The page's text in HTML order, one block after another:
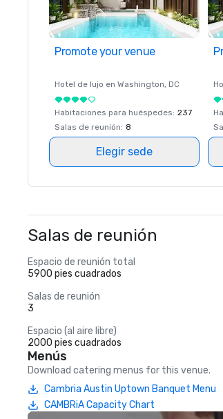
Promote your venue
Hotel de lujo en Washington, DC
Habitaciones para huéspedes: 237
Salas de reunión: 8
Elegir sede
Salas de reunión
Espacio de reunión total
5900 pies cuadrados
Salas de reunión
3
Espacio (al aire libre)
2000 pies cuadrados
Menús
Download catering menus for this venue.
Cambria Austin Uptown Banquet Menu
CAMBRiA Capacity Chart